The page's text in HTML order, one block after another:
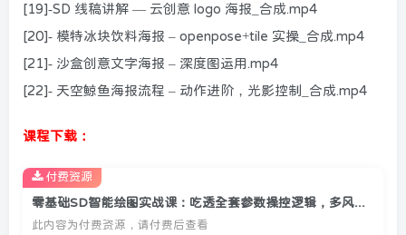
[19]-SD 线稿讲解 — 云创意 logo 海报_合成.mp4
[20]- 模特冰块饮料海报 – openpose+tile 实操_合成.mp4
[21]- 沙盒创意文字海报 – 深度图运用.mp4
[22]- 天空鲸鱼海报流程 – 动作进阶，光影控制_合成.mp4
课程下载：
此内容为付费资源，请付费后查看
付费资源